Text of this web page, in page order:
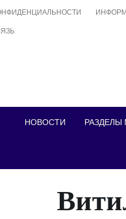
НОВОСТИ